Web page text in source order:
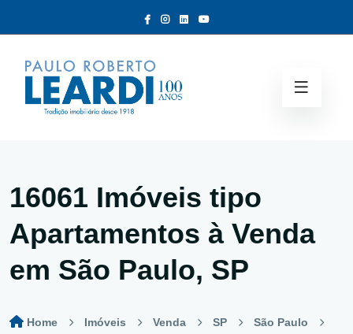
16061 Imóveis tipo
Apartamentos à Venda
em São Paulo, SP
Home Imóveis Venda SP São Paulo